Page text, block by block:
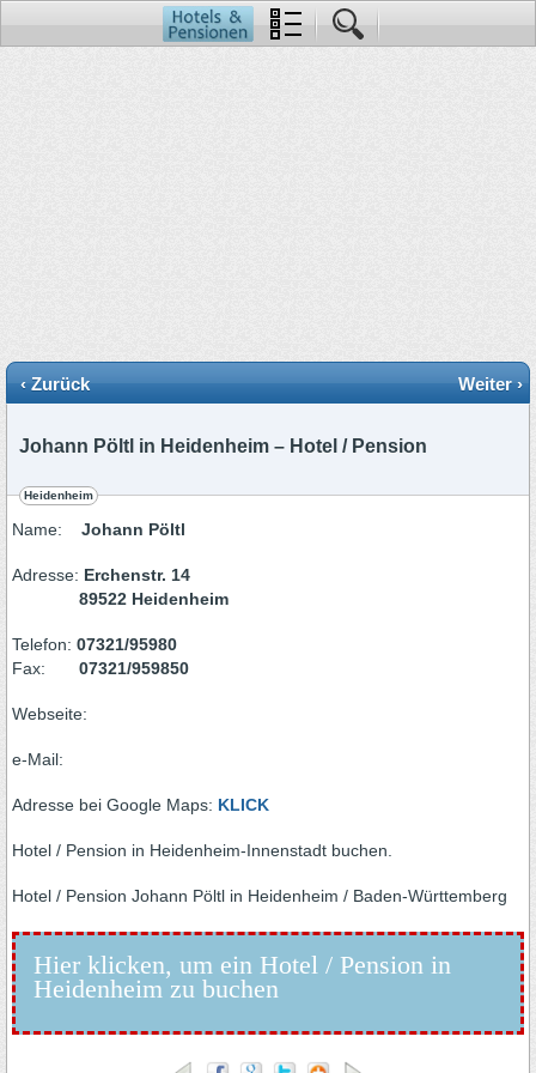
‹ Zurück Weiter ›
Johann Pöltl in Heidenheim – Hotel / Pension
Heidenheim
Name: Johann Pöltl
Adresse: Erchenstr. 14
89522 Heidenheim
Telefon: 07321/95980
Fax: 07321/959850
Webseite:
e-Mail:
Adresse bei Google Maps: KLICK
Hotel / Pension in Heidenheim-Innenstadt buchen.
Hotel / Pension Johann Pöltl in Heidenheim / Baden-Württemberg
Hier klicken, um ein Hotel / Pension in
Heidenheim zu buchen